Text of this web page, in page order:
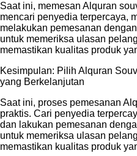
Saat ini, memesan Alquran
mencari penyedia terpercaya,
melakukan pemesanan
untuk memeriksa ulasan
memastikan kualitas produk
Kesimpulan: Pilih Alquran
yang Berkelanjutan
Saat ini, proses pemesanan
praktis. Cari penyedia
dan lakukan pemesanan
untuk memeriksa ulasan
memastikan kualitas produk